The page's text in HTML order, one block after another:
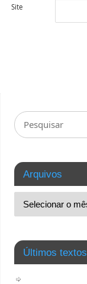
Site
Arquivos
Últimos textos